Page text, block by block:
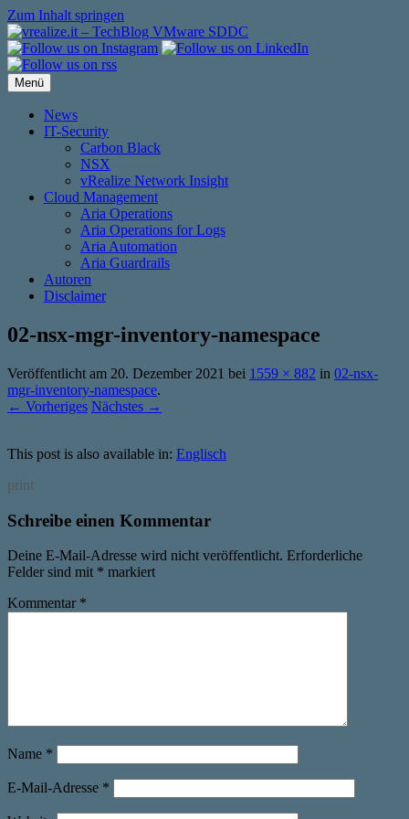
Zum Inhalt springen
Menü
News
IT-Security
Carbon Black
NSX
vRealize Network Insight
Cloud Management
Aria Operations
Aria Operations for Logs
Aria Automation
Aria Guardrails
Autoren
Disclaimer
02-nsx-mgr-inventory-namespace
Veröffentlicht am 20. Dezember 2021 bei 1559 × 882 in 02-nsx-
mgr-inventory-namespace.
← Vorheriges Nächstes →
This post is also available in: Englisch
print
Schreibe einen Kommentar
Deine E-Mail-Adresse wird nicht veröffentlicht. Erforderliche
Felder sind mit * markiert
Kommentar *
Name *
E-Mail-Adresse *